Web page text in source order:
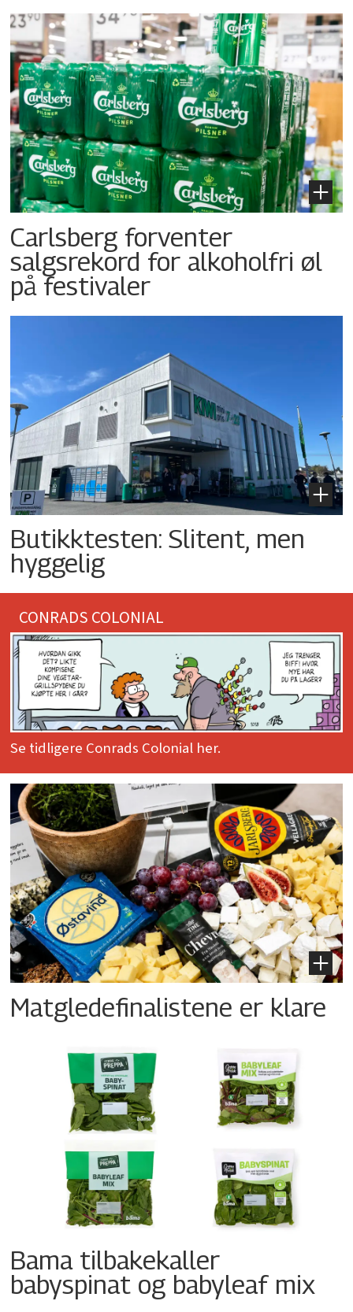
Carlsberg forventer
salgsrekord for alkoholfri øl
på festivaler
Butikktesten: Slitent, men
hyggelig
CONRADS COLONIAL
Se tidligere Conrads Colonial her.
Matgledefinalistene er klare
Bama tilbakekaller
babyspinat og babyleaf mix